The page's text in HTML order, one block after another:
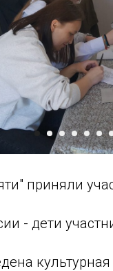
приняли
- дети